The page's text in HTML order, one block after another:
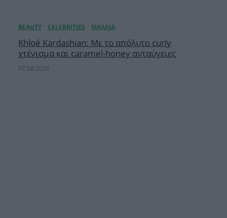
Khloé Kardashian: Με το απόλυτο curly
χτένισμα και caramel-honey ανταύγειες
07.08.2026